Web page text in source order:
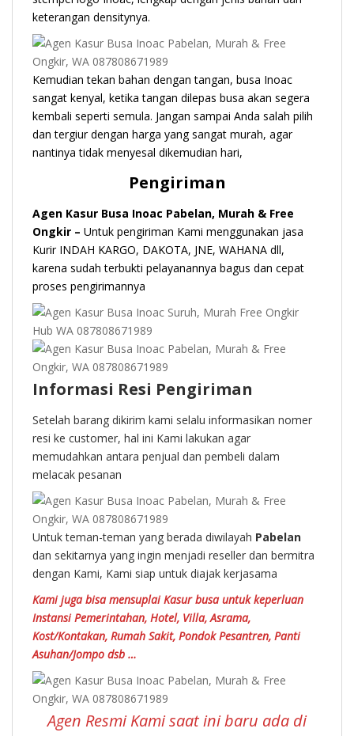
keterangan densitynya.
Kemudian tekan bahan dengan tangan, busa Inoac
sangat kenyal, ketika tangan dilepas busa akan segera
kembali seperti semula. Jangan sampai Anda salah pilih
dan tergiur dengan harga yang sangat murah, agar
nantinya tidak menyesal dikemudian hari,
Pengiriman
Agen Kasur Busa Inoac Pabelan, Murah & Free
Ongkir – Untuk pengiriman Kami menggunakan jasa
Kurir INDAH KARGO, DAKOTA, JNE, WAHANA dll,
karena sudah terbukti pelayanannya bagus dan cepat
proses pengirimannya
Informasi Resi Pengiriman
Setelah barang dikirim kami selalu informasikan nomer
resi ke customer, hal ini Kami lakukan agar
memudahkan antara penjual dan pembeli dalam
melacak pesanan
Untuk teman-teman yang berada diwilayah Pabelan
dan sekitarnya yang ingin menjadi reseller dan bermitra
dengan Kami, Kami siap untuk diajak kerjasama
Kami juga bisa mensuplai Kasur busa untuk keperluan
Instansi Pemerintahan, Hotel, Villa, Asrama,
Kost/Kontakan, Rumah Sakit, Pondok Pesantren, Panti
Asuhan/Jompo dsb …
Agen Resmi Kami saat ini baru ada di